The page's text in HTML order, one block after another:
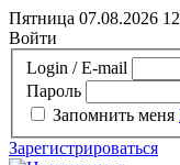
Пятница 07.08.2026
Войти
Login / E-mail
Пароль
Запомнить меня
Зарегистрироваться